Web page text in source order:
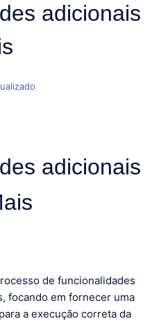
adicionais
adicionais
de funcionalidades
focando em fornecer uma
a execução correta da